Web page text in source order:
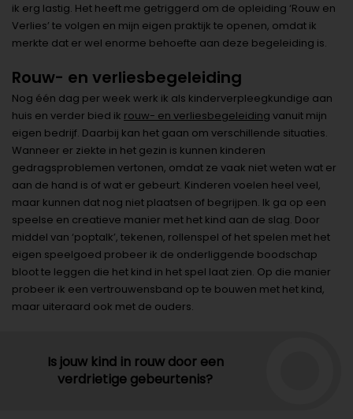
ik erg lastig. Het heeft me getriggerd om de opleiding ‘Rouw en
Verlies’ te volgen en mijn eigen praktijk te openen, omdat ik
merkte dat er wel enorme behoefte aan deze begeleiding is.
Rouw- en verliesbegeleiding
Nog één dag per week werk ik als kinderverpleegkundige aan
huis en verder bied ik rouw- en verliesbegeleiding vanuit mijn
eigen bedrijf. Daarbij kan het gaan om verschillende situaties.
Wanneer er ziekte in het gezin is kunnen kinderen
gedragsproblemen vertonen, omdat ze vaak niet weten wat er
aan de hand is of wat er gebeurt. Kinderen voelen heel veel,
maar kunnen dat nog niet plaatsen of begrijpen. Ik ga op een
speelse en creatieve manier met het kind aan de slag. Door
middel van ‘poptalk’, tekenen, rollenspel of het spelen met het
eigen speelgoed probeer ik de onderliggende boodschap
bloot te leggen die het kind in het spel laat zien. Op die manier
probeer ik een vertrouwensband op te bouwen met het kind,
maar uiteraard ook met de ouders.
Is jouw kind in rouw door een
verdrietige gebeurtenis?